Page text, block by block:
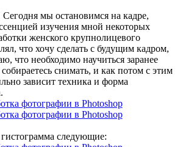
мы остановимся на кадре,
изучения мной некоторых
женского крупнолицевого
что хочу сделать с будущим кадром,
что необходимо научиться заранее
снимать, и как потом с этим
зависит техника и форма
следующие: